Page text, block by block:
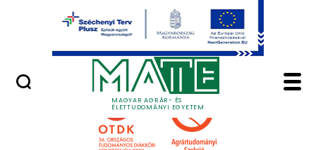
Ugrás a fő tartalomhoz
MAGYAR AGRÁR- ÉS
ÉLETTUDOMÁNYI EGYETEM
Minőségügy
OTDK 2023